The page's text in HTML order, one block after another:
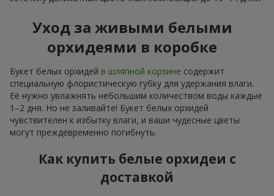
Уход за живыми белыми
орхидеями в коробке
Букет белых орхидей в шляпной корзине содержит
специальную флористическую губку для удержания влаги.
Её нужно увлажнять небольшим количеством воды каждые
1–2 дня. Но не заливайте! Букет белых орхидей
чувствителен к избытку влаги, и ваши чудесные цветы
могут преждевременно погибнуть.
Как купить белые орхидеи с
доставкой